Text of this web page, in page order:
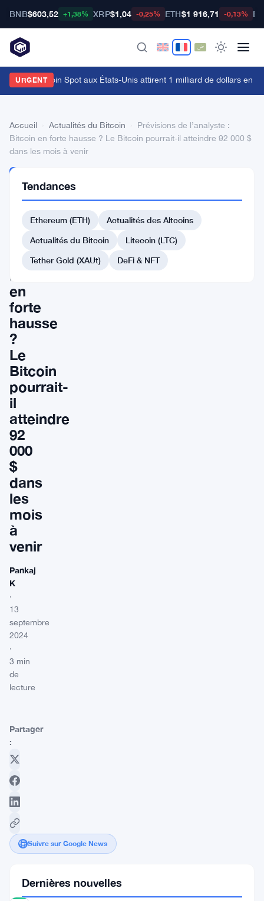
BNB$603,52 +1,38% XRP$1,04 -0,25% ETH$1 916,71 -0,13%
URGENT
ETFs Bitcoin Spot aux États-Unis attirent 1 milliard de dollars en
Accueil Actualités du Bitcoin
Prévisions de l’analyste :
Bitcoin en forte hausse ? Le Bitcoin pourrait-il atteindre 92 000 $
dans les mois à venir
DU BITCOIN
l’analyste
Bitcoin
en
forte
hausse
?
Le
Bitcoin
pourrait-
il
atteindre
92
000
$
dans
les
mois
à
venir
Pankaj
K
·
13
septembre
2024
·
3 min
de
lecture
Partager
:
Suivre sur Google News
Tendances
Ethereum (ETH)
Actualités des Altcoins
Actualités du Bitcoin
Litecoin (LTC)
Tether Gold (XAUt)
DeFi & NFT
Dernières nouvelles